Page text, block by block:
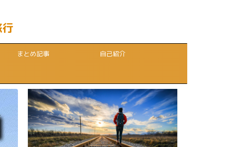
まとめ記事 自己紹介